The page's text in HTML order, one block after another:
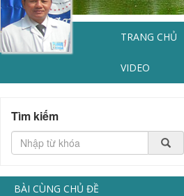
TRANG CHỦ
VIDEO
Tìm kiếm
BÀI CÙNG CHỦ ĐỀ